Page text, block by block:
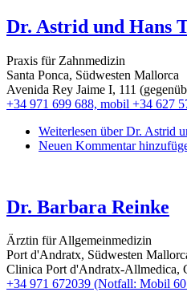
Dr. Astrid und Hans
Praxis für Zahnmedizin
Santa Ponca, Südwesten Mallorca
Avenida Rey Jaime I, 111
+34 971 699 688, mobil +34 627
Weiterlesen über Dr. Astrid
Neuen Kommentar
Dr. Barbara Reinke
Ärztin für Allgemeinmedizin
Port d'Andratx, Südwesten
Clinica Port d'Andratx-Allmedica,
+34 971 672039 (Notfall: Mobil